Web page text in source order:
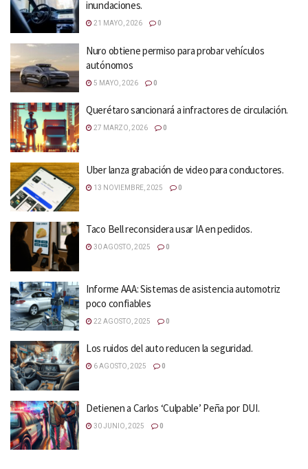
inundaciones.
21 MAYO, 2026 0
Nuro obtiene permiso para probar vehículos
autónomos
5 MAYO, 2026 0
Querétaro sancionará a infractores de circulación.
27 MARZO, 2026 0
Uber lanza grabación de video para conductores.
13 NOVIEMBRE, 2025 0
Taco Bell reconsidera usar IA en pedidos.
30 AGOSTO, 2025 0
Informe AAA: Sistemas de asistencia automotriz
poco confiables
22 AGOSTO, 2025 0
Los ruidos del auto reducen la seguridad.
6 AGOSTO, 2025 0
Detienen a Carlos ‘Culpable’ Peña por DUI.
30 JUNIO, 2025 0